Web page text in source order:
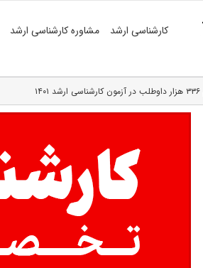
کارشناسی ارشد مشاوره کارشناسی ارشد